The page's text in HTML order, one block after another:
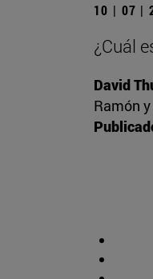
10 | 07 |
¿Cuál
David
Ramón